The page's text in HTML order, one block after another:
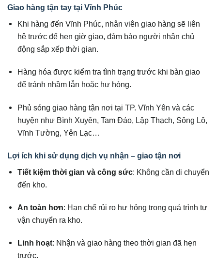
Giao hàng tận tay tại Vĩnh Phúc
Khi hàng đến Vĩnh Phúc, nhân viên giao hàng sẽ liên
hệ trước để hẹn giờ giao, đảm bảo người nhận chủ
động sắp xếp thời gian.
Hàng hóa được kiểm tra tình trạng trước khi bàn giao
để tránh nhầm lẫn hoặc hư hỏng.
Phủ sóng giao hàng tận nơi tại TP. Vĩnh Yên và các
huyện như Bình Xuyên, Tam Đảo, Lập Thạch, Sông Lô,
Vĩnh Tường, Yên Lạc…
Lợi ích khi sử dụng dịch vụ nhận – giao tận nơi
Tiết kiệm thời gian và công sức: Không cần di chuyển
đến kho.
An toàn hơn: Hạn chế rủi ro hư hỏng trong quá trình tự
vận chuyển ra kho.
Linh hoạt: Nhận và giao hàng theo thời gian đã hẹn
trước.